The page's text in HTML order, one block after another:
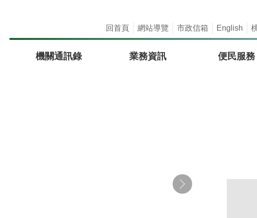
回首頁
網站導覽 市政信箱 English
機關通訊錄 業務資訊 便民服務
超商繳費仍維持服務。
識活動：透過大眾媒體對內或對外宣傳、舉辦活 動，以宣傳障礙意識。相關宣導素材已登載於「CRPD資 訊